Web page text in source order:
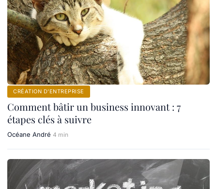
CRÉATION D’ENTREPRISE
Comment bâtir un business innovant : 7
étapes clés à suivre
Océane André 4 min